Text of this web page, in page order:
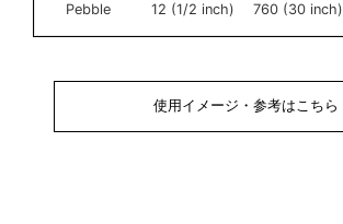
Pebble
12 (1/2 inch) 760 (30 inch)
使用イメージ・参考はこちら